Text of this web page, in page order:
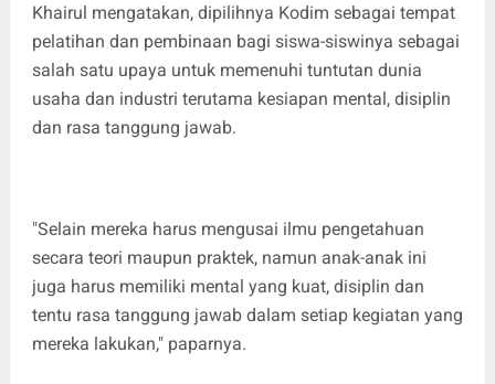
Khairul mengatakan, dipilihnya Kodim sebagai tempat
pelatihan dan pembinaan bagi siswa-siswinya sebagai
salah satu upaya untuk memenuhi tuntutan dunia
usaha dan industri terutama kesiapan mental, disiplin
dan rasa tanggung jawab.
"Selain mereka harus mengusai ilmu pengetahuan
secara teori maupun praktek, namun anak-anak ini
juga harus memiliki mental yang kuat, disiplin dan
tentu rasa tanggung jawab dalam setiap kegiatan yang
mereka lakukan," paparnya.